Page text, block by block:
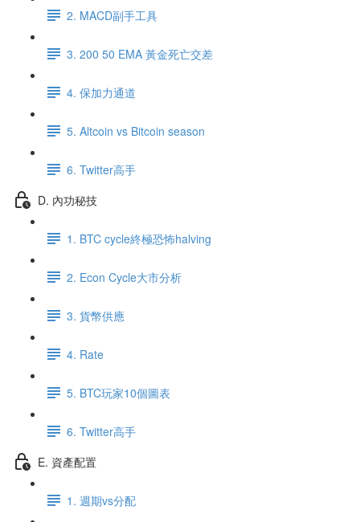
2. MACD副手工具
3. 200 50 EMA 黃金死亡交差
4. 保加力通道
5. Altcoin vs Bitcoin season
6. Twitter高手
D. 內功秘技
1. BTC cycle終極恐怖halving
2. Econ Cycle大市分析
3. 貨幣供應
4. Rate
5. BTC玩家10個圖表
6. Twitter高手
E. 資產配置
1. 週期vs分配